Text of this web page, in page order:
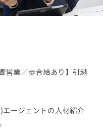
営業／歩合給あり】引越
ージェントの人材紹介